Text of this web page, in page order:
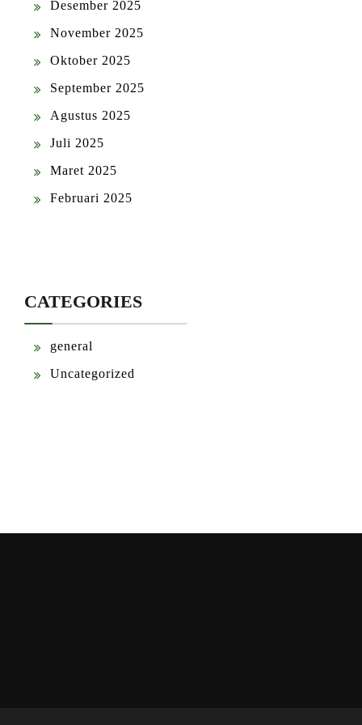
Desember 2025
November 2025
Oktober 2025
September 2025
Agustus 2025
Juli 2025
Maret 2025
Februari 2025
CATEGORIES
general
Uncategorized